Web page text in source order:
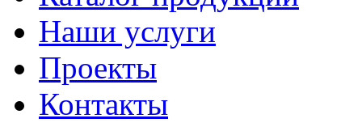
Наши услуги
Проекты
Контакты